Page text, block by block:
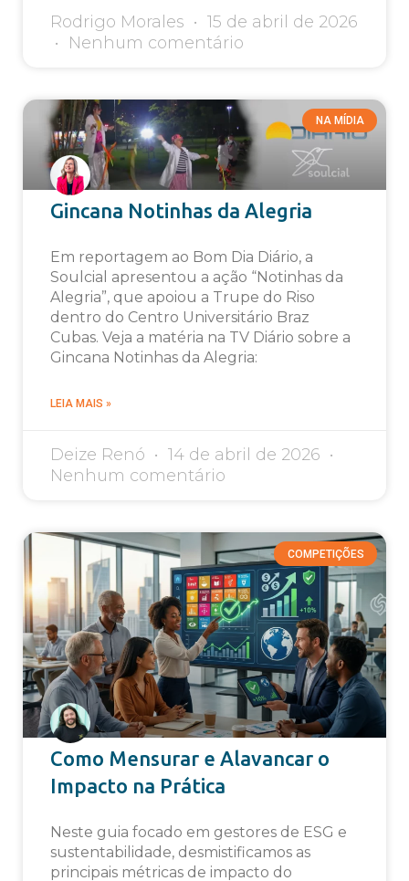
Rodrigo Morales
15 de abril de 2026
Nenhum comentário
NA MÍDIA
Gincana Notinhas da Alegria
Em reportagem ao Bom Dia Diário, a
Soulcial apresentou a ação “Notinhas da
Alegria”, que apoiou a Trupe do Riso
dentro do Centro Universitário Braz
Cubas. Veja a matéria na TV Diário sobre a
Gincana Notinhas da Alegria:
LEIA MAIS »
Deize Renó
14 de abril de 2026
Nenhum comentário
COMPETIÇÕES
Como Mensurar e Alavancar o
Impacto na Prática
Neste guia focado em gestores de ESG e
sustentabilidade, desmistificamos as
principais métricas de impacto do